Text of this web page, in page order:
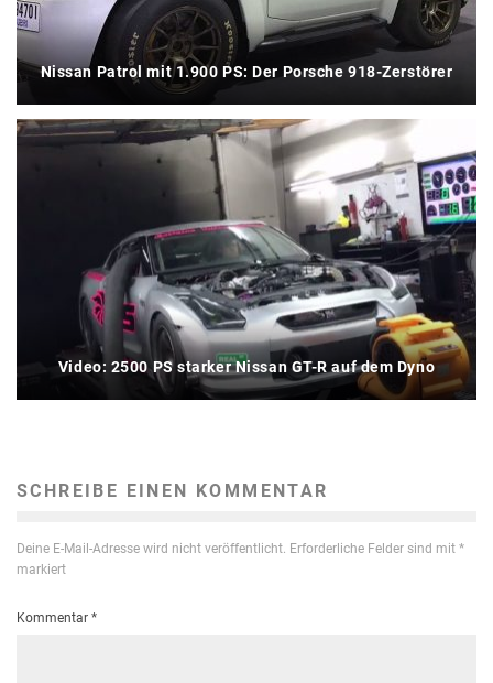
Nissan Patrol mit 1.900 PS: Der Porsche 918-Zerstörer
Video: 2500 PS starker Nissan GT-R auf dem Dyno
SCHREIBE EINEN KOMMENTAR
Deine E-Mail-Adresse wird nicht veröffentlicht. Erforderliche Felder sind mit *
markiert
Kommentar *